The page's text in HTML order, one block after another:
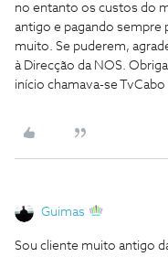
no entanto os custos do
antigo e pagando sempre
muito. Se puderem,
à Direcção da NOS.
início chamava-se
Guimas
Sou cliente muito antigo